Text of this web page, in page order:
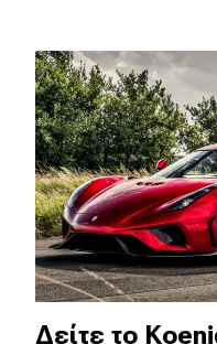
Απόψεις
Test Drive
Δοκιμή
Αποστολή
Συγκρίνουμε
Δείτε το